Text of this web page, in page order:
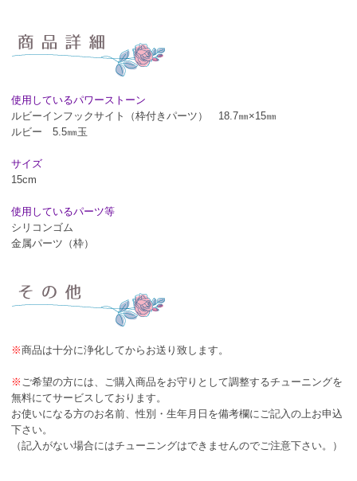
使用しているパワーストーン
ルビーインフックサイト（枠付きパーツ） 18.7㎜×15㎜
ルビー 5.5㎜玉
サイズ
15cm
使用しているパーツ等
シリコンゴム
金属パーツ（枠）
※商品は十分に浄化してからお送り致します。
※ ご希望の方には、ご購入商品をお守りとして調整するチューニングを
無料にてサービスしております。
お使いになる方のお名前、性別・生年月日を備考欄にご記入の上お申込
下さい。
（記入がない場合にはチューニングはできませんのでご注意下さい。）